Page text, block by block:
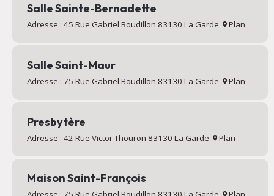
Salle Sainte-Bernadette
Adresse : 45 Rue Gabriel Boudillon 83130 La Garde Plan
Salle Saint-Maur
Adresse : 75 Rue Gabriel Boudillon 83130 La Garde Plan
Presbytère
Adresse : 42 Rue Victor Thouron 83130 La Garde Plan
Maison Saint-François